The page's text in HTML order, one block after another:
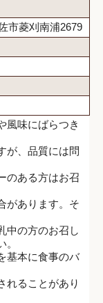
市菱刈南浦2679
風味にばらつき
が、品質には問
のある方はお召
があります。そ
中の方のお召し
基本に食事のバ
れることがあり